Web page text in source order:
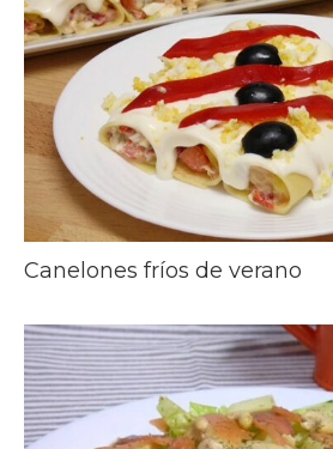
Canelones fríos de verano